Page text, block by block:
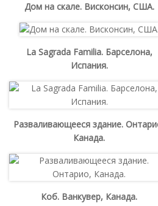
Дом на скале. Висконсин, США.
La Sagrada Familia. Барселона,
Испания.
Разваливающееся здание.
Канада.
Коб. Ванкувер, Канада.